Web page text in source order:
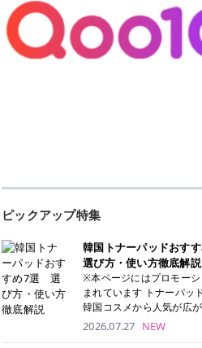
ピックアップ特集
韓国トナーパッドおす
選び方・使い方徹底解説
※本ページにはプロモー
まれています トナーパッドとは？
韓国コスメから人気が広
ナーパッド」は、化粧水や
2026.07.27 NEW